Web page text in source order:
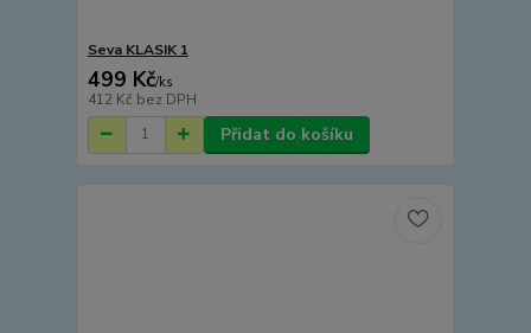
Seva KLASIK 1
499 Kč/ks
412 Kč bez DPH
Přidat do košíku